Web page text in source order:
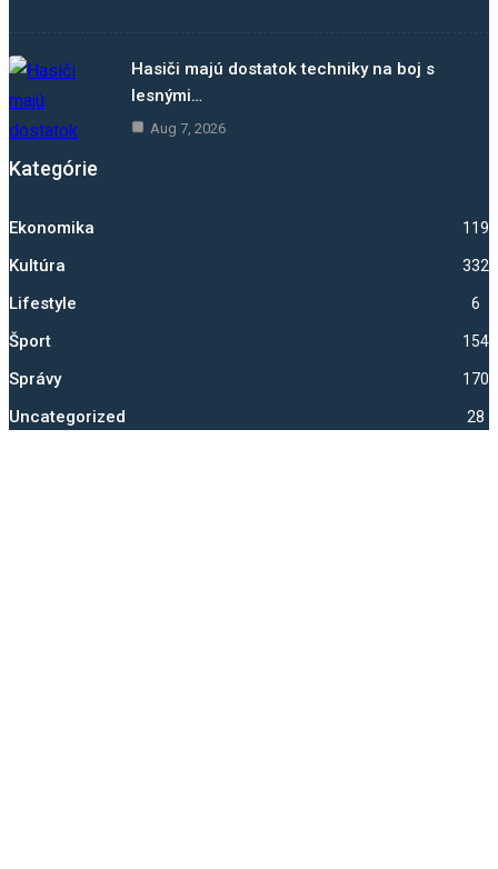
Hasiči majú dostatok techniky na boj s
lesnými…
Aug 7, 2026
Kategórie
Ekonomika 1192
Kultúra 332
Lifestyle 6
Šport 1541
Správy
Uncategorized 28